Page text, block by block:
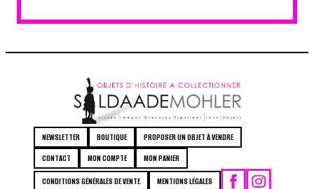
NEWSLETTER BOUTIQUE
PROPOSER UN OBJET À VENDRE
CONTACT
MON COMPTE MON PANIER
CONDITIONS GÉNÉRALES DE VENTE MENTIONS LÉGALES